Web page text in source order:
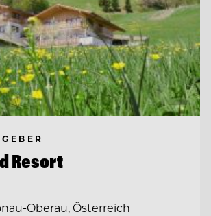
Resort
Oberau, Österreich